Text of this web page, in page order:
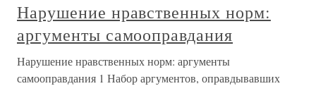
Нарушение нравственных норм:
аргументы самооправдания
Нарушение нравственных норм: аргументы
самооправдания 1 Набор аргументов, оправдывавших